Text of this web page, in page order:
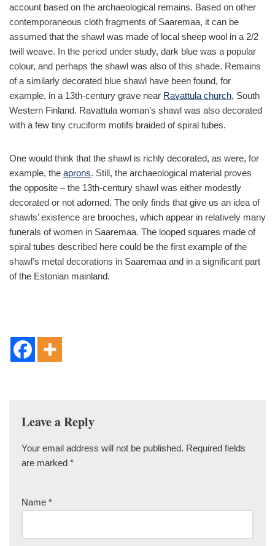
account based on the archaeological remains. Based on other
contemporaneous cloth fragments of Saaremaa, it can be
assumed that the shawl was made of local sheep wool in a 2/2
twill weave. In the period under study, dark blue was a popular
colour, and perhaps the shawl was also of this shade. Remains
of a similarly decorated blue shawl have been found, for
example, in a 13th-century grave near Ravattula church, South
Western Finland. Ravattula woman’s shawl was also decorated
with a few tiny cruciform motifs braided of spiral tubes.
One would think that the shawl is richly decorated, as were, for
example, the aprons. Still, the archaeological material proves
the opposite – the 13th-century shawl was either modestly
decorated or not adorned. The only finds that give us an idea of
shawls’ existence are brooches, which appear in relatively many
funerals of women in Saaremaa. The looped squares made of
spiral tubes described here could be the first example of the
shawl’s metal decorations in Saaremaa and in a significant part
of the Estonian mainland.
Leave a Reply
Your email address will not be published. Required fields
are marked *
Name *